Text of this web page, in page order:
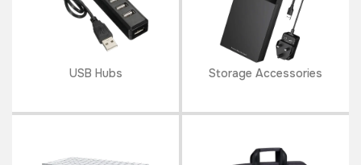
USB Hubs Storage Accessories